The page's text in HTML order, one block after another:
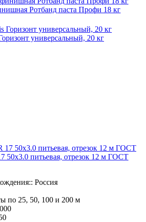
Ротбанд паста Профи 18 кг
универсальный, 20 кг
50х3.0 питьевая, отрезок 12 м ГОСТ
Россия
по 25, 50, 100 и 200 м